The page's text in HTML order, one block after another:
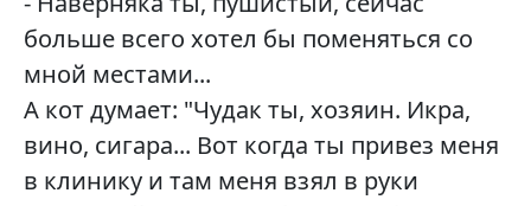
больше всего хотел бы поменяться со
мной местами...
А кот думает: "Чудак ты, хозяин. Икра,
вино, сигара... Вот когда ты привез меня
в клинику и там меня взял в руки